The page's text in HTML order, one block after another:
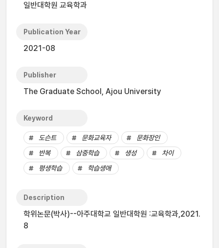
일반대학원 교육학과
Publication Year
2021-08
Publisher
The Graduate School, Ajou University
Keyword
도슨트 문화교육자
문화장인
반복
삼중학습 생성
차이
평생학습
학습생애
Description
학위논문(박사)--아주대학교 일반대학원 :교육학과,2021.
8